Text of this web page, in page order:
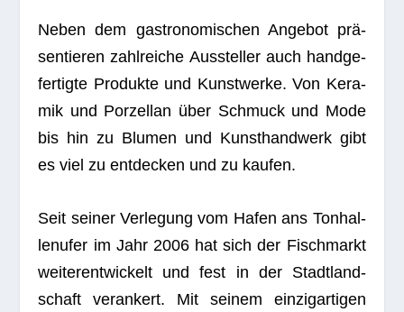
Neben dem gas­tro­no­mi­schen Ange­bot prä­
sen­tie­ren zahl­rei­che Aus­stel­ler auch hand­ge­
fer­tigte Pro­dukte und Kunst­werke. Von Kera­
mik und Por­zel­lan über Schmuck und Mode
bis hin zu Blu­men und Kunst­hand­werk gibt
es viel zu ent­de­cken und zu kaufen.
Seit sei­ner Ver­le­gung vom Hafen ans Ton­hal­
len­ufer im Jahr 2006 hat sich der Fisch­markt
wei­ter­ent­wi­ckelt und fest in der Stadt­land­
schaft ver­an­kert. Mit sei­nem ein­zig­ar­ti­gen